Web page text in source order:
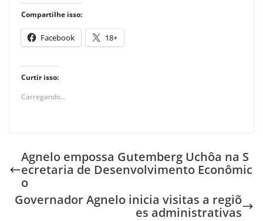
Compartilhe isso:
Facebook 18+
Curtir isso:
Carregando...
Agnelo empossa Gutemberg Uchôa na S
ecretaria de Desenvolvimento Econômic
o
Governador Agnelo inicia visitas a regiõ
es administrativas